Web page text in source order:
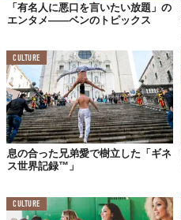
「有名人に悪口を言いたい放題」の
エンタメ――ベンのトピックス
CULTURE
息の合った兄弟愛で樹立した「ギネ
ス世界記録™」
CULTURE